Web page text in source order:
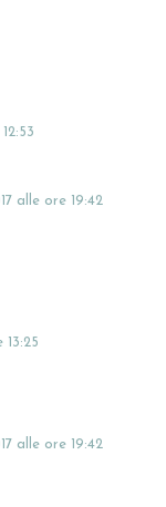
alle ore 19:42
alle ore 19:42